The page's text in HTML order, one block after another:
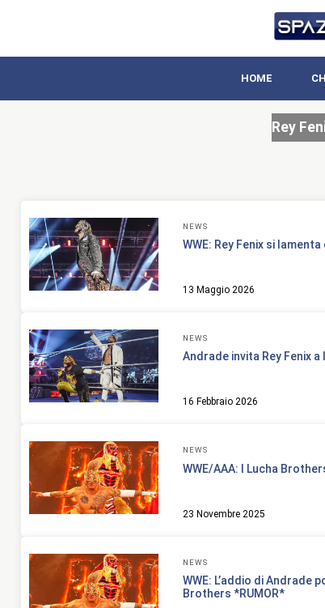
HOME
Rey
NEWS
WWE: Rey Fenix si
13 Maggio 2026
NEWS
Andrade invita Rey Fenix a
16 Febbraio 2026
NEWS
WWE/AAA: I Lucha
23 Novembre 2025
NEWS
WWE: L’addio di Andrade
Brothers *RUMOR*